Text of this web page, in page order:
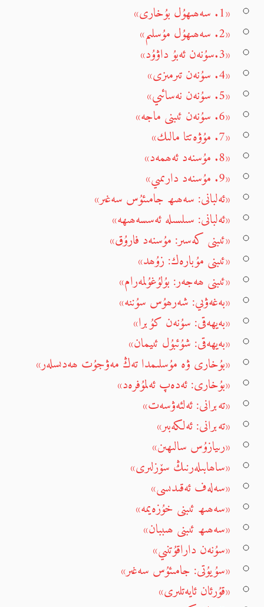
«1. سەھىھۇل بۇخارى»
«2. سەھىھۇل مۇسلىم»
«3.سۇنەن ئەبۇ داۋۇد»
«4. سۇنەن تىرمىزى»
«5. سۇنەن نەسائىي»
«6. سۇنەن ئىبنى ماجە»
«7. مۇۋەتتا مالىك»
«8. مۇسنەد ئەھمەد»
«9. مۇسنەد دارىمىي»
«ئەلبانى: سەھىھ جامىئۇس سەغىر»
«ئەلبانى: سىلسىلە ئەسسەھىھە»
«ئىبنى كەسىر: مۇسنەد فارۇق»
«ئىبنى مۇبارەك: زۇھد»
«ئىبنى ھەجەر: بۇلۇغۇلمەرام»
«بەغەۋىي: شەرھۇس سۇننە»
«بەيھەقى: سۇنەن كۇبرا»
«بەيھەقى: شۇئبۇل ئىيمان»
«بۇخارى ۋە مۇسلىمدا تەڭ مەۋجۇت ھەدىسلەر»
«بۇخارى: ئەدەپ ئەلمۇفرەد»
«تەبرانى: ئەلئەۋسەت»
«تەبرانى: ئەلكەبىر»
«رىيازۇس سالىھىن»
«ساھابىلەرنىڭ سۆزلىرى»
«سەلەف ئەقىدىسى»
«سەھىھ ئىبنى خۇزەيمە»
«سەھىھ ئىبنى ھىببان»
«سۇنەن داراقۇتنىي»
«سۇيۇتى: جامىئۇس سەغىر»
«قۇرئان ئايەتلىرى»